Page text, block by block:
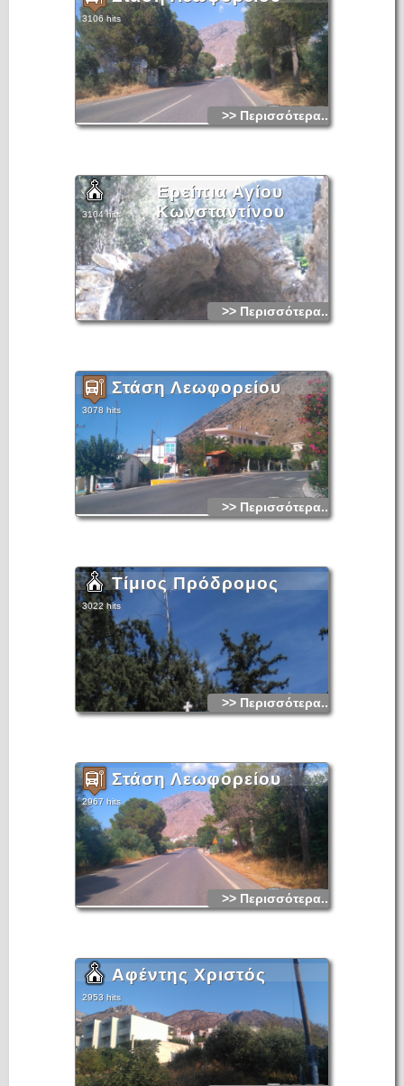
3106 hits
>> Περισσότερα...
Ερείπια Αγίου
Κωνσταντίνου
3104 hits
>> Περισσότερα...
Στάση Λεωφορείου
3078 hits
>> Περισσότερα...
Τίμιος Πρόδρομος
3022 hits
>> Περισσότερα...
Στάση Λεωφορείου
2967 hits
>> Περισσότερα...
Αφέντης Χριστός
2953 hits